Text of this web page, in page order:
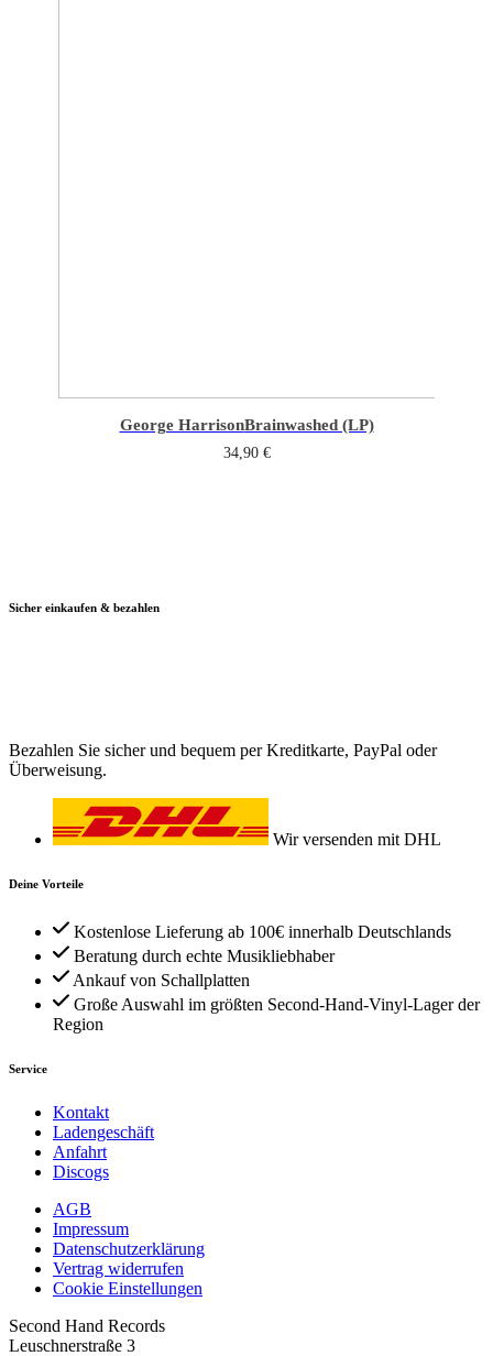
George HarrisonBrainwashed (LP)
34,90 €
Sicher einkaufen & bezahlen
Bezahlen Sie sicher und bequem per Kreditkarte, PayPal oder
Überweisung.
Wir versenden mit DHL
Deine Vorteile
Kostenlose Lieferung ab 100€ innerhalb Deutschlands
Beratung durch echte Musikliebhaber
Ankauf von Schallplatten
Große Auswahl im größten Second-Hand-Vinyl-Lager der
Region
Service
Kontakt
Ladengeschäft
Anfahrt
Discogs
AGB
Impressum
Datenschutzerklärung
Vertrag widerrufen
Cookie Einstellungen
Second Hand Records
Leuschnerstraße 3